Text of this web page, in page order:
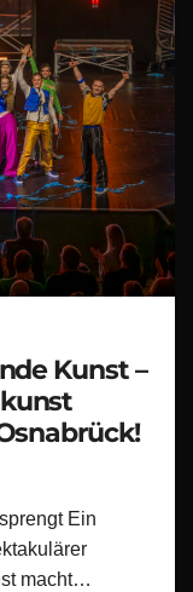
Kunst –
Ein
macht…